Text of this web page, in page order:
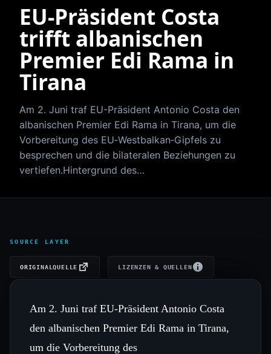
EU-Präsident Costa
trifft albanischen
Premier Edi Rama in
Tirana
Am 2. Juni traf EU-Präsident Antonio Costa den
albanischen Premier Edi Rama in Tirana, um die
Vorbereitung des EU‑Westbalkan‑Gipfels zu
besprechen und die bilateralen Beziehungen zu
vertiefen.Hintergrund des…
SOURCE LAYER
ORIGINALQUELLE LIZENZEN & QUELLEN
Am 2. Juni traf EU-Präsident Antonio Costa
den albanischen Premier Edi Rama in Tirana,
um die Vorbereitung des